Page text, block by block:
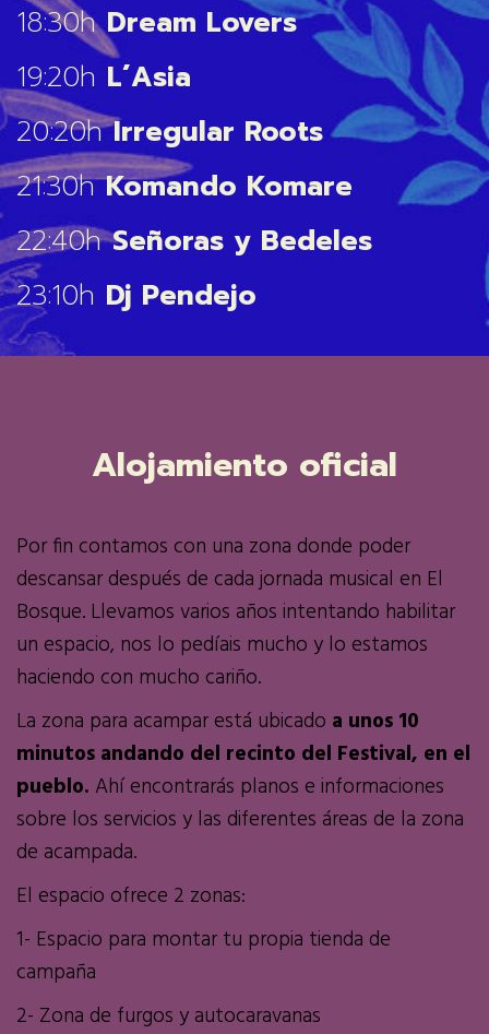
18:30h Dream Lovers
19:20h L´Asia
20:20h Irregular Roots
21:30h Komando Komare
22:40h Señoras y Bedeles
23:10h Dj Pendejo
Alojamiento oficial
Por fin contamos con una zona donde poder
descansar después de cada jornada musical en El
Bosque. Llevamos varios años intentando habilitar
un espacio, nos lo pedíais mucho y lo estamos
haciendo con mucho cariño.
La zona para acampar está ubicado a unos 10
minutos andando del recinto del Festival, en el
pueblo. Ahí encontrarás planos e informaciones
sobre los servicios y las diferentes áreas de la zona
de acampada.
El espacio ofrece 2 zonas:
1- Espacio para montar tu propia tienda de
campaña
2- Zona de furgos y autocaravanas